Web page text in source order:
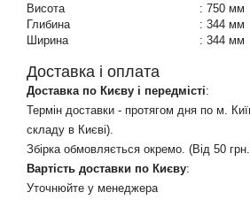
Висота
: 750 мм
Глибина
: 344 мм
Ширина
: 344 мм
Доставка і оплата
Доставка по Києву і передмісті:
Термін доставки - протягом дня по м.
складу в Києві).
Збірка обмовляється окремо. (Від 50
Вартість доставки по Києву:
Уточнюйте у менеджера